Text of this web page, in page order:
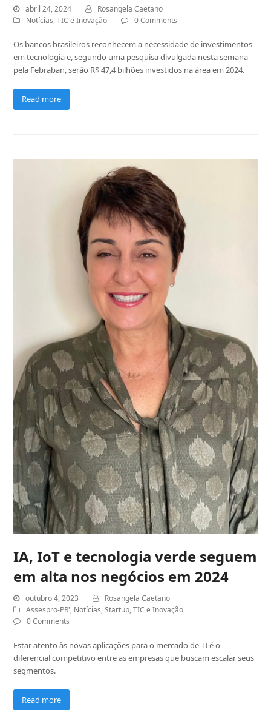
abril 24, 2024
Rosangela Caetano
Notícias,TIC e Inovação 0 Comments
Os bancos brasileiros reconhecem a necessidade de investimentos
em tecnologia e, segundo uma pesquisa divulgada nesta semana
pela Febraban, serão R$ 47,4 bilhões investidos na área em 2024.
Read more
IA, IoT e tecnologia verde seguem
em alta nos negócios em 2024
outubro 4, 2023
Rosangela Caetano
Assespro-PR', Notícias,Startup,TIC e Inovação
0 Comments
Estar atento às novas aplicações para o mercado de TI é o
diferencial competitivo entre as empresas que buscam escalar seus
segmentos.
Read more